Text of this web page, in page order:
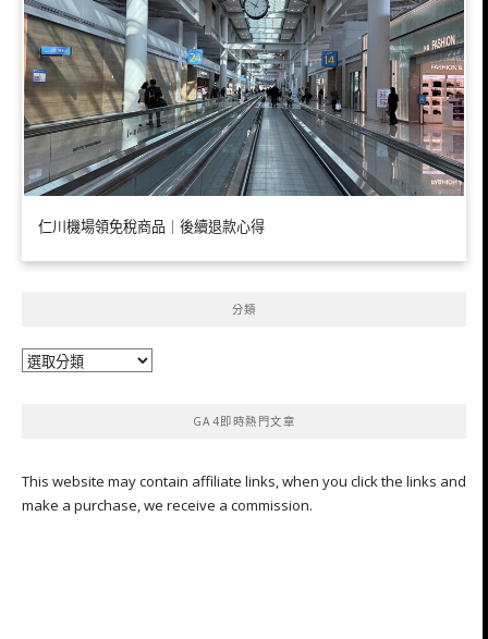
仁川機場領免稅商品｜後續退款心得
分類
分
GA4即時熱門文章
This website may contain affiliate links, when you click the links and
make a purchase, we receive a commission.